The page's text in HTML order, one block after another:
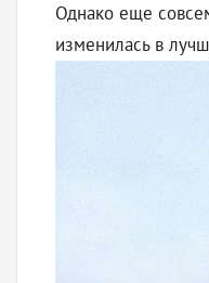
Однако еще
изменилась в